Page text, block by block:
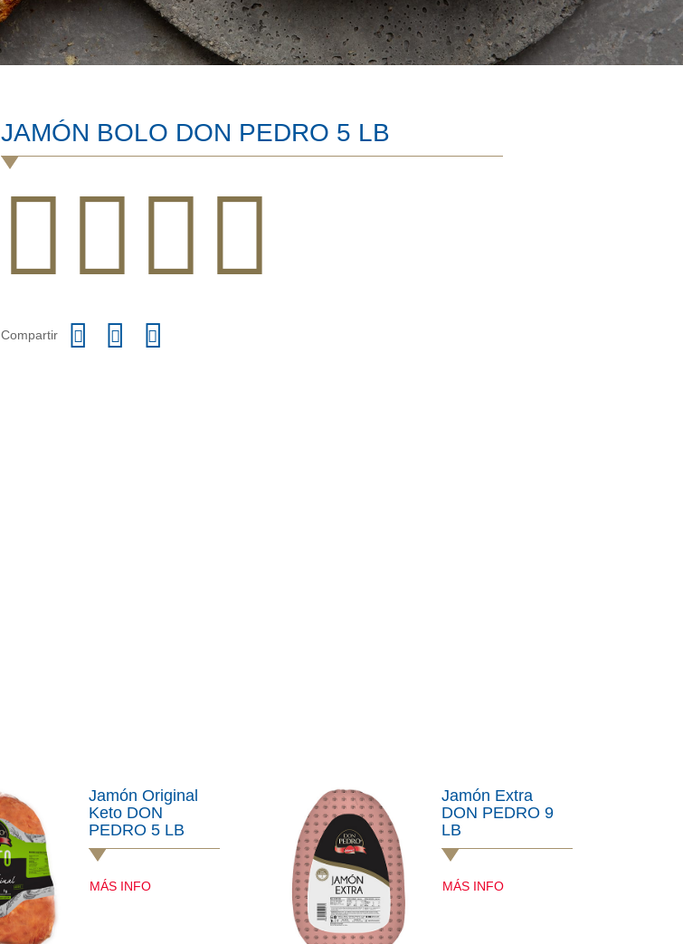
JAMÓN BOLO DON PEDRO 5 LB
Compartir
Jamón Original
Keto DON
PEDRO 5 LB
MÁS INFO
Jamón Extra
DON PEDRO 9
LB
MÁS INFO